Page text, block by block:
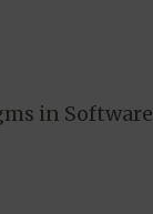
in Software